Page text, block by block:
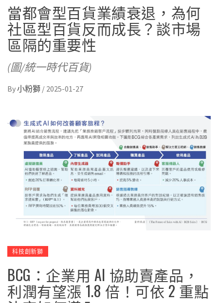
當都會型百貨業績衰退，為何
社區型百貨反而成長？談市場
區隔的重要性
(圖/統一時代百貨)
By小粉獅 / 2025-01-27
科技創新獅
BCG：企業用 AI 協助賣產品，
利潤有望漲 1.8 倍！可依 2 重點